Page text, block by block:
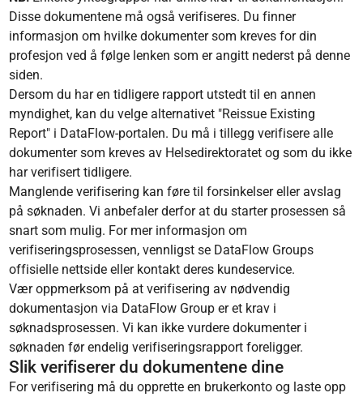
Disse dokumentene må også verifiseres. Du finner
informasjon om hvilke dokumenter som kreves for din
profesjon ved å følge lenken som er angitt nederst på denne
siden.
Dersom du har en tidligere rapport utstedt til en annen
myndighet, kan du velge alternativet "Reissue Existing
Report" i DataFlow-portalen. Du må i tillegg verifisere alle
dokumenter som kreves av Helsedirektoratet og som du ikke
har verifisert tidligere.
Manglende verifisering kan føre til forsinkelser eller avslag
på søknaden. Vi anbefaler derfor at du starter prosessen så
snart som mulig. For mer informasjon om
verifiseringsprosessen, vennligst se DataFlow Groups
offisielle nettside eller kontakt deres kundeservice.
Vær oppmerksom på at verifisering av nødvendig
dokumentasjon via DataFlow Group er et krav i
søknadsprosessen. Vi kan ikke vurdere dokumenter i
søknaden før endelig verifiseringsrapport foreligger.
Slik verifiserer du dokumentene dine
For verifisering må du opprette en brukerkonto og laste opp